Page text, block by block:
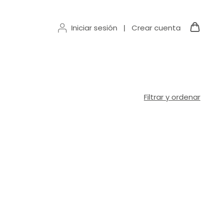
Iniciar sesión | Crear cuenta
Filtrar y ordenar